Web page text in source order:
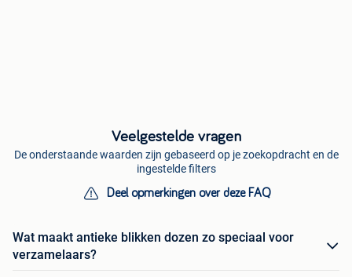
Veelgestelde vragen
De onderstaande waarden zijn gebaseerd op je zoekopdracht en de
ingestelde filters
Deel opmerkingen over deze FAQ
Wat maakt antieke blikken dozen zo speciaal voor
verzamelaars?